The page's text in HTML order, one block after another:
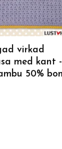
virkad
med kant -
50%